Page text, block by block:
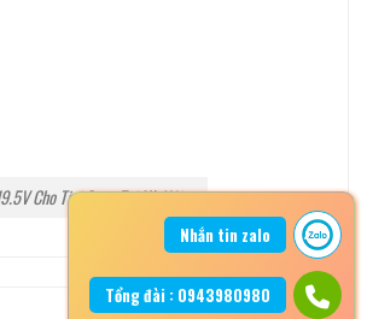
Cho Tivi Sony Tại Hà Nội
Nhắn tin zalo
Tổng đài : 0943980980